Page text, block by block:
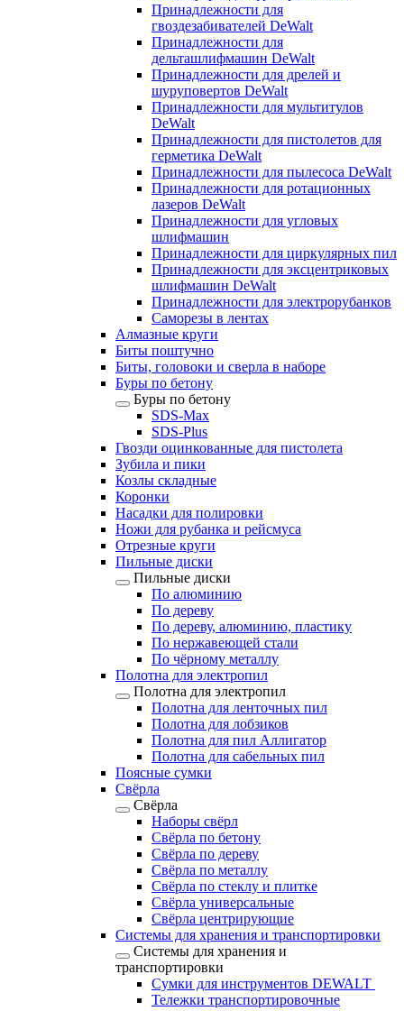
Принадлежности для
гвоздезабивателей DeWalt
Принадлежности для
дельташлифмашин DeWalt
Принадлежности для дрелей и
шуруповертов DeWalt
Принадлежности для мультитулов
DeWalt
Принадлежности для пистолетов для
герметика DeWalt
Принадлежности для пылесоса DeWalt
Принадлежности для ротационных
лазеров DeWalt
Принадлежности для угловых
шлифмашин
Принадлежности для циркулярных пил
Принадлежности для эксцентриковых
шлифмашин DeWalt
Принадлежности для электрорубанков
Саморезы в лентах
Алмазные круги
Биты поштучно
Биты, головоки и сверла в наборе
Буры по бетону
Буры по бетону
SDS-Max
SDS-Plus
Гвозди оцинкованные для пистолета
Зубила и пики
Козлы складные
Коронки
Насадки для полировки
Ножи для рубанка и рейсмуса
Отрезные круги
Пильные диски
Пильные диски
По алюминию
По дереву
По дереву, алюминию, пластику
По нержавеющей стали
По чёрному металлу
Полотна для электропил
Полотна для электропил
Полотна для ленточных пил
Полотна для лобзиков
Полотна для пил Аллигатор
Полотна для сабельных пил
Поясные сумки
Свёрла
Свёрла
Наборы свёрл
Свёрла по бетону
Свёрла по дереву
Свёрла по металлу
Свёрла по стеклу и плитке
Свёрла универсальные
Свёрла центрирующие
Системы для хранения и транспортировки
Системы для хранения и
транспортировки
Сумки для инструментов DEWALT
Тележки транспортировочные